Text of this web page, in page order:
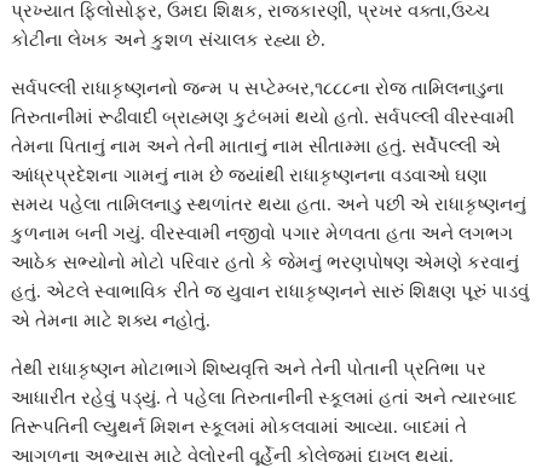
o r p g e
પ્રખ્યાત ફિલોસોફર, ઉમદા શિક્ષક, રાજકારણી, પ્રખર વક્તા,ઉચ્ચ
કોટીના લેખક અને કુશળ સંચાલક રહ્યા છે.
સર્વપલ્લી રાધાકૃષ્ણનનો જન્મ ૫ સપ્ટેમ્બર,૧૮૮૮ના રોજ તામિલનાડુના
તિરુતાનીમાં રૂઢીવાદી બ્રાહ્મણ કુટંબમાં થયો હતો. સર્વપલ્લી વીરસ્વામી
તેમના પિતાનું નામ અને તેની માતાનું નામ સીતામ્મા હતું. સર્વેપલ્લી એ
આંધ્રપ્રદેશના ગામનું નામ છે જ્યાંથી રાધાકૃષ્ણનના વડવાઓ ઘણા
સમય પહેલા તામિલનાડુ સ્થળાંતર થયા હતા. અને પછી એ રાધાકૃષ્ણનનું
કુળનામ બની ગયું. વીરસ્વામી નજીવો પગાર મેળવતા હતા અને લગભગ
આઠેક સભ્યોનો મોટો પરિવાર હતો કે જેમનું ભરણપોષણ એમણે કરવાનું
હતું. એટલે સ્વાભાવિક રીતે જ યુવાન રાધાકૃષ્ણનને સારું શિક્ષણ પૂરું પાડવું
એ તેમના માટે શક્ય નહોતું.
તેથી રાધાકૃષ્ણન મોટાભાગે શિષ્યવૃત્તિ અને તેની પોતાની પ્રતિભા પર
આધારીત રહેવું પડ્યું. તે પહેલા તિરુતાનીની સ્કૂલમાં હતાં અને ત્યારબાદ
તિરૂપતિની લ્યુથર્ન મિશન સ્કૂલમાં મોકલવામાં આવ્યા. બાદમાં તે
આગળના અભ્યાસ માટે વેલોરની વૂર્હેની કોલેજમાં દાખલ થયાં.